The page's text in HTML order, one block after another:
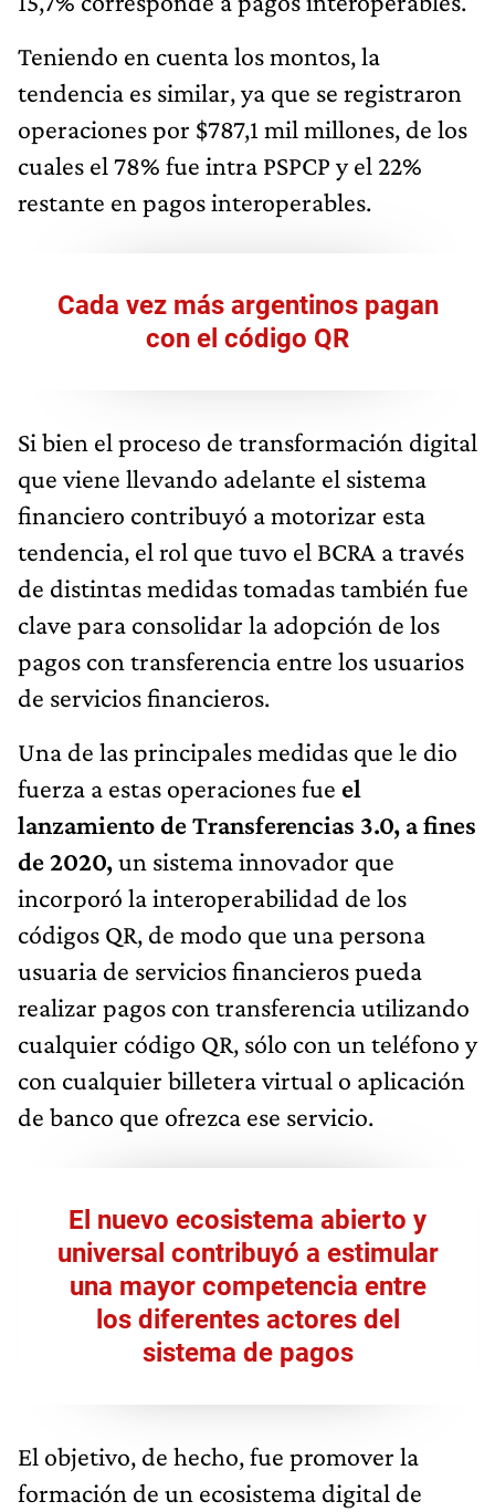
Teniendo en cuenta los montos, la
tendencia es similar, ya que se registraron
operaciones por $787,1 mil millones, de los
cuales el 78% fue intra PSPCP y el 22%
restante en pagos interoperables.
Cada vez más argentinos pagan
con el código QR
Si bien el proceso de transformación digital
que viene llevando adelante el sistema
financiero contribuyó a motorizar esta
tendencia, el rol que tuvo el BCRA a través
de distintas medidas tomadas también fue
clave para consolidar la adopción de los
pagos con transferencia entre los usuarios
de servicios financieros.
Una de las principales medidas que le dio
fuerza a estas operaciones fue el
lanzamiento de Transferencias 3.0, a fines
de 2020,un sistema innovador que
incorporó la interoperabilidad de los
códigos QR, de modo que una persona
usuaria de servicios financieros pueda
realizar pagos con transferencia utilizando
cualquier código QR, sólo con un teléfono y
con cualquier billetera virtual o aplicación
de banco que ofrezca ese servicio.
El nuevo ecosistema abierto y
universal contribuyó a estimular
una mayor competencia entre
los diferentes actores del
sistema de pagos
El objetivo, de hecho, fue promover la
formación de un ecosistema digital de